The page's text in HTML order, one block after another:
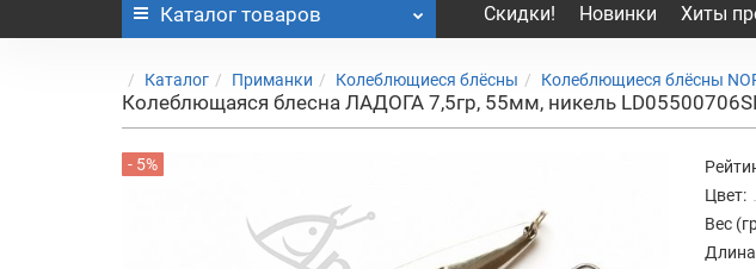
Каталог товаров Скидки! Новинки Хиты
Каталог Приманки Колеблющиеся блёсны Колеблющиеся блёсны
Колеблющаяся блесна ЛАДОГА 7,5гр, 55мм, никель LD05500706SI
- 5%
Цвет:
Вес